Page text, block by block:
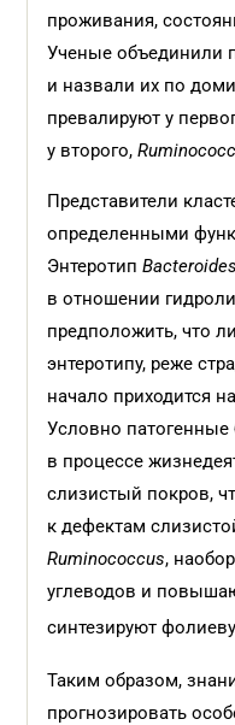
проживания,
Ученые объединили
и назвали их по
превалируют у
у второго,
Представители
определенными
ЭнтеротипBacteroides
в отношении
предположить, что
энтеротипу, реже
начало приходится
Условно патогенные
в процессе
слизистый покров,
к дефектам
Ruminococcus,
углеводов и
синтезируют
Таким образом,
прогнозировать